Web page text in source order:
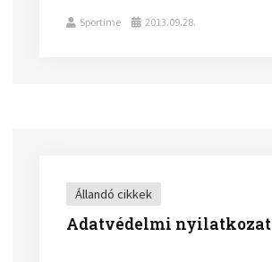
Sportime 2013.09.28.
Állandó cikkek
Adatvédelmi nyilatkozat